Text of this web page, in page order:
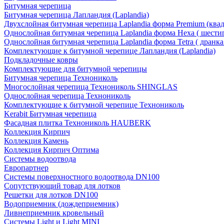
Битумная черепица
Битумная черепица Лапландия (Laplandia)
Двухслойная битумная черепица Laplandia форма Premium
Однослойная битумная черепица Laplandia форма Hexa (
Однослойная битумная черепица Laplandia форма Tetra (
Комплектующие к битумной черепице Лапландия (Laplandia)
Подкладочные ковры
Комплектующие для битумной черепицы
Битумная черепица Технониколь
Многослойная черепица Технониколь SHINGLAS
Однослойная черепица Технониколь
Комплектующие к битумной черепице Технониколь
Kerabit Битумная черепица
Фасадная плитка Технониколь HAUBERK
Кол​лекция Кирпич
Кол​лекция Камень
Коллекция Кирпич Оптима
Системы водоотвода
Европартнер
Системы поверхностного водоотвода DN100
Сопутствующий товар для лотков
Решетки для лотков DN100
Водоприемник (дождеприемник)
Ливнеприемник кровельный
Системы Light и Light MINI